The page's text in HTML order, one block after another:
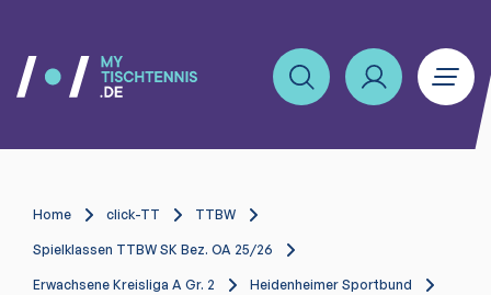
Home click-TT TTBW
Spielklassen TTBW SK Bez. OA 25/26
Erwachsene Kreisliga A Gr. 2
Heidenheimer Sportbund